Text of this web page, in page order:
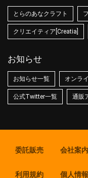
とらのあなクラフト
クリエイティア[Creatia]
お知らせ
お知らせ一覧 オンラ
公式Twitter一覧 通販
委託販売 会社案内
利用規約 個人情